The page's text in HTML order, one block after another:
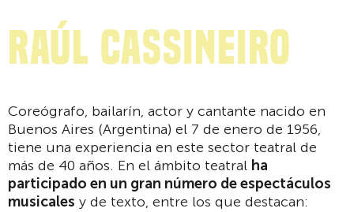
Raúl Cassineiro
Coreógrafo, bailarín, actor y cantante nacido en
Buenos Aires (Argentina) el 7 de enero de 1956,
tiene una experiencia en este sector teatral de
más de 40 años. En el ámbito teatral ha
participado en un gran número de espectáculos
musicales y de texto, entre los que destacan: